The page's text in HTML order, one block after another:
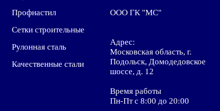
Профнастил
Сетки строительные
Рулонная сталь
Качественные стали
ООО ГК "МС"
Адрес:
Московская область, г.
Подольск, Домодедовское
шоссе, д. 12
Время работы
Пн-Пт с 8:00 до 20:00